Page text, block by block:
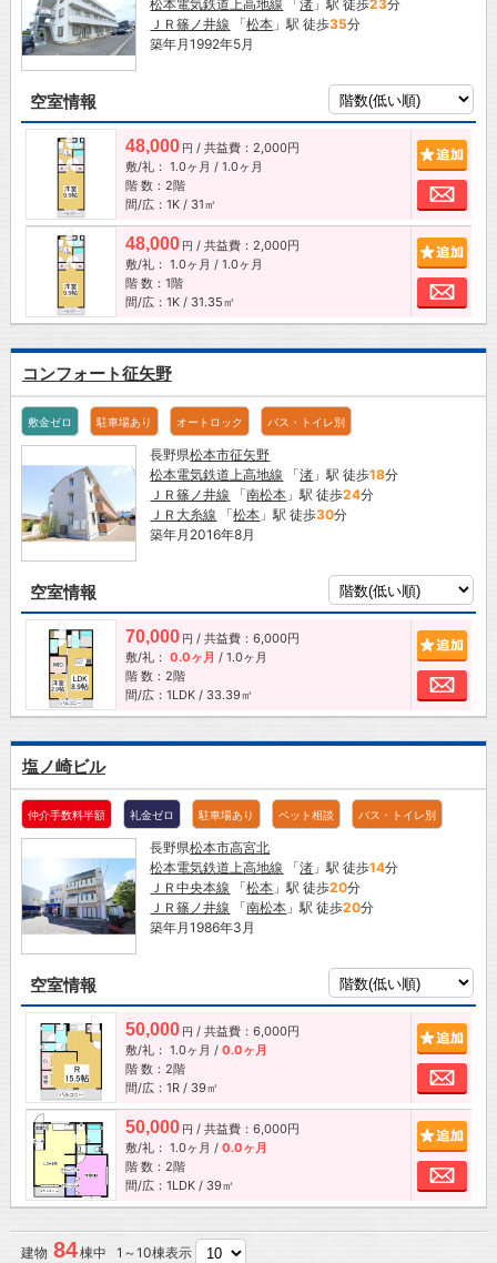
松本電気鉄道上高地線 「渚 」駅 徒歩23分
ＪＲ篠ノ井線 「松本 」駅 徒歩35分
築年月1992年5月
空室情報
48,000 円 / 共益費：2,000円
敷/礼： 1.0ヶ月 / 1.0ヶ月
階 数：2階
間/広：1K / 31㎡
お
48,000 円 / 共益費：2,000円
敷/礼： 1.0ヶ月 / 1.0ヶ月
階 数：1階
間/広：1K / 31.35㎡
お
コンフォート征矢野
敷金ゼロ 駐車場あり オートロック バス・トイレ別
長野県松本市征矢野
松本電気鉄道上高地線 「渚 」駅 徒歩18分
ＪＲ篠ノ井線 「南松本 」駅 徒歩24分
ＪＲ大糸線 「松本 」駅 徒歩30分
築年月2016年8月
空室情報
70,000 円 / 共益費：6,000円
敷/礼： 0.0ヶ月 / 1.0ヶ月
階 数：2階
間/広：1LDK / 33.39㎡
お
塩ノ崎ビル
仲介手数料半額 礼金ゼロ 駐車場あり ペット相談 バス・トイレ別
長野県松本市高宮北
松本電気鉄道上高地線 「渚 」駅 徒歩14分
ＪＲ中央本線 「松本 」駅 徒歩20分
ＪＲ篠ノ井線 「南松本 」駅 徒歩20分
築年月1986年3月
空室情報
50,000 円 / 共益費：6,000円
敷/礼： 1.0ヶ月 / 0.0ヶ月
階 数：2階
間/広：1R / 39㎡
お
50,000 円 / 共益費：6,000円
敷/礼： 1.0ヶ月 / 0.0ヶ月
階 数：2階
間/広：1LDK / 39㎡
お
建物 84棟中 1～10棟表示